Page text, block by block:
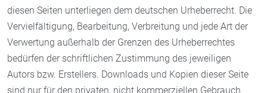
diesen Seiten unterliegen dem deutschen Urheberrecht. Die
Vervielfältigung, Bearbeitung, Verbreitung und jede Art der
Verwertung außerhalb der Grenzen des Urheberrechtes
bedürfen der schriftlichen Zustimmung des jeweiligen
Autors bzw. Erstellers. Downloads und Kopien dieser Seite
sind nur für den privaten, nicht kommerziellen Gebrauch